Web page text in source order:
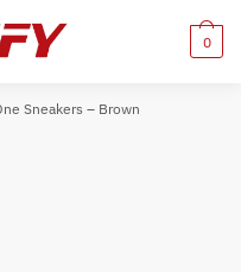
0
Sneakers – Brown